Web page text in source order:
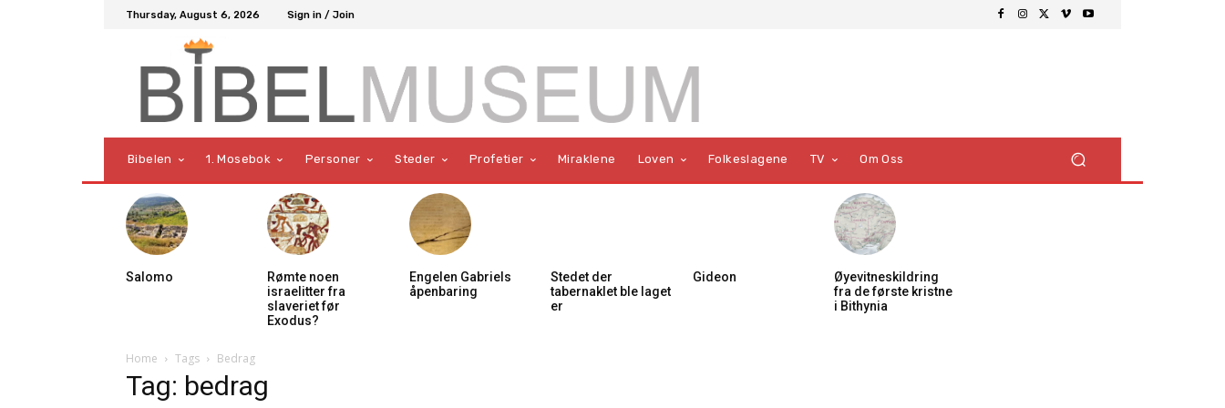
Thursday, August 6, 2026 Sign in / Join
Bibelen 1. Mosebok Personer Steder Profetier Miraklene Loven Folkeslagene TV Om Oss
Salomo
Rømte noen
israelitter fra
slaveriet før
Exodus?
Engelen Gabriels
åpenbaring
Stedet der
tabernaklet ble laget
er
Gideon
Øyevitneskildring
fra de første kristne
i Bithynia
Home Tags Bedrag
Tag: bedrag